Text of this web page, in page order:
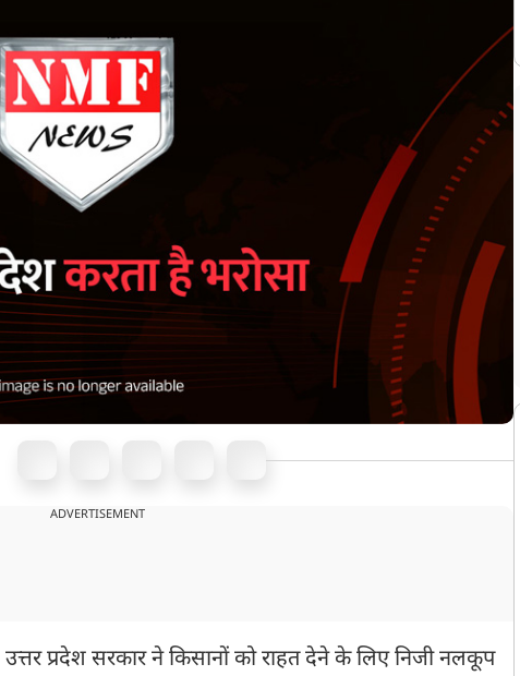
ADVERTISEMENT
उत्तर प्रदेश सरकार ने किसानों को राहत देने के लिए निजी नलकूप